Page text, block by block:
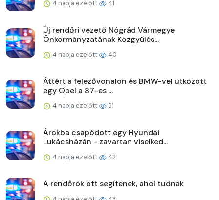
4 napja ezelőtt 41
Új rendőri vezető Nógrád Vármegye
Önkormányzatának Közgyűlés...
4 napja ezelőtt 40
Áttért a felezővonalon és BMW-vel ütközött
egy Opel a 87-es ...
4 napja ezelőtt 61
Árokba csapódott egy Hyundai
Lukácsházán - zavartan viselked...
4 napja ezelőtt 42
A rendőrök ott segítenek, ahol tudnak